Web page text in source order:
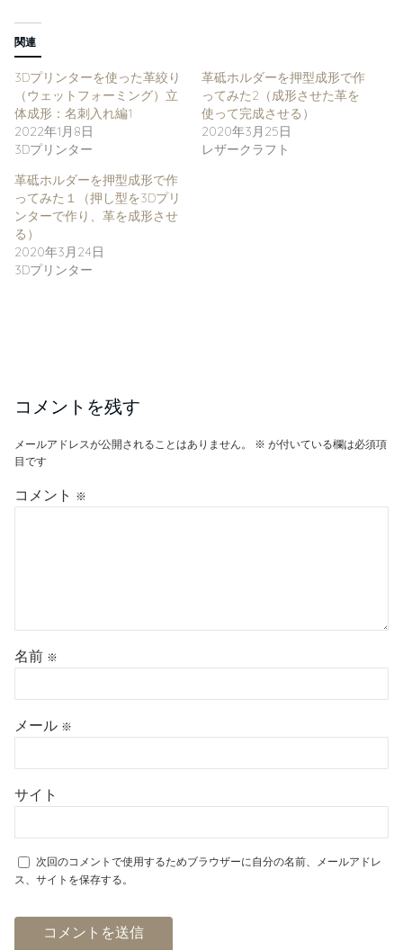
関連
3Dプリンターを使った革絞り
（ウェットフォーミング）立
体成形：名刺入れ編1
2022年1月8日
3Dプリンター
革砥ホルダーを押型成形で作
ってみた2（成形させた革を
使って完成させる）
2020年3月25日
レザークラフト
革砥ホルダーを押型成形で作
ってみた１（押し型を3Dプリ
ンターで作り、革を成形させ
る）
2020年3月24日
3Dプリンター
コメントを残す
メールアドレスが公開されることはありません。 ※ が付いている欄は必須項
目です
コメント ※
名前 ※
メール ※
サイト
次回のコメントで使用するためブラウザーに自分の名前、メールアドレ
ス、サイトを保存する。